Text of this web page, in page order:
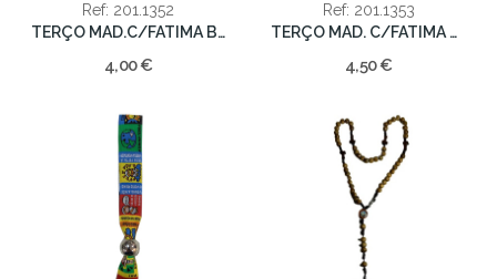
Ref: 201.1352
TERÇO MAD.C/FATIMA BOLA PEQ.5mm/39cm
4,00 €
Ref: 201.1353
TERÇO MAD. C/FATIMA BOLA GRAD.47cm
4,50 €